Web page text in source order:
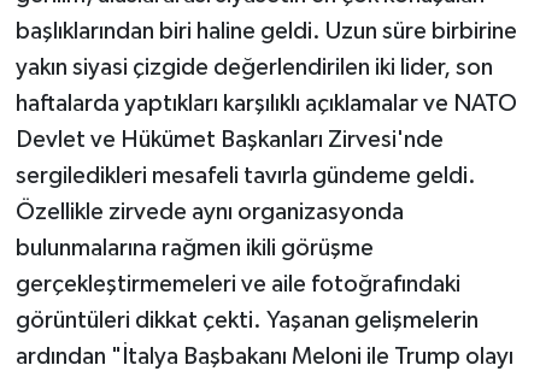
başlıklarından biri haline geldi. Uzun süre birbirine
yakın siyasi çizgide değerlendirilen iki lider, son
haftalarda yaptıkları karşılıklı açıklamalar ve NATO
Devlet ve Hükümet Başkanları Zirvesi'nde
sergiledikleri mesafeli tavırla gündeme geldi.
Özellikle zirvede aynı organizasyonda
bulunmalarına rağmen ikili görüşme
gerçekleştirmemeleri ve aile fotoğrafındaki
görüntüleri dikkat çekti. Yaşanan gelişmelerin
ardından "İtalya Başbakanı Meloni ile Trump olayı
Yaşam
KAHRAMANMARAŞ